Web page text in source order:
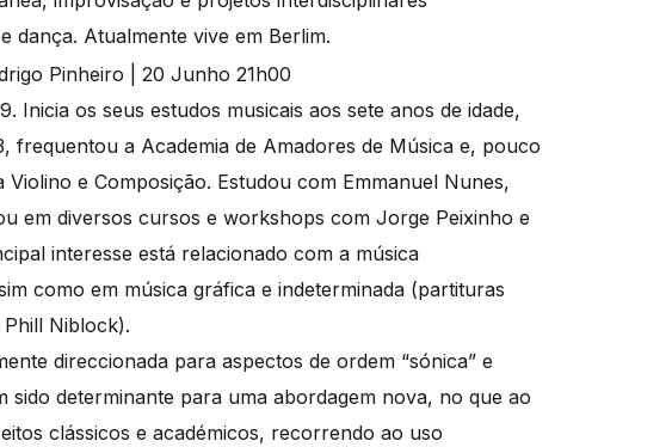
dança. Atualmente vive em Berlim.
Inicia os seus estudos musicais aos sete anos de idade,
frequentou a Academia de Amadores de Música e, pouco
e Composição. Estudou com Emmanuel Nunes,
em diversos cursos e workshops com Jorge Peixinho e
interesse está relacionado com a música
como em música gráfica e indeterminada (partituras
Niblock).
direccionada para aspectos de ordem “sónica” e
determinante para uma abordagem nova, no que ao
clássicos e académicos, recorrendo ao uso